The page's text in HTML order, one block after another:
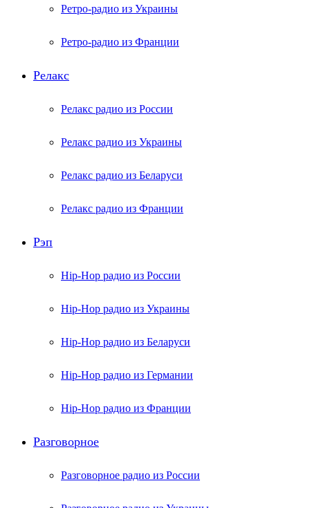
Ретро-радио из Украины
Ретро-радио из Франции
Релакс
Релакс радио из России
Релакс радио из Украины
Релакс радио из Беларуси
Релакс радио из Франции
Рэп
Hip-Hop радио из России
Hip-Hop радио из Украины
Hip-Hop радио из Беларуси
Hip-Hop радио из Германии
Hip-Hop радио из Франции
Разговорное
Разговорное радио из России